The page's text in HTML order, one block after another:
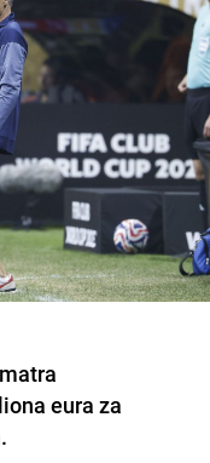
eura za